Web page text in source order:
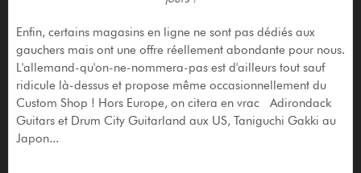
Enfin, certains magasins en ligne ne sont pas dédiés aux
gauchers mais ont une offre réellement abondante pour nous.
L'allemand-qu'on-ne-nommera-pas est d'ailleurs tout sauf
ridicule là-dessus et propose même occasionnellement du
Custom Shop ! Hors Europe, on citera en vrac Adirondack
Guitars et Drum City Guitarland aux US, Taniguchi Gakki au
Japon...